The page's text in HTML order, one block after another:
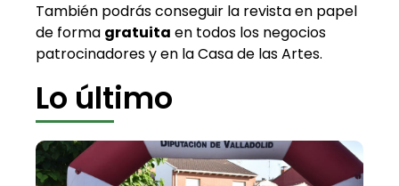
También podrás conseguir la revista en papel
de forma gratuita en todos los negocios
patrocinadores y en la Casa de las Artes.
Lo último